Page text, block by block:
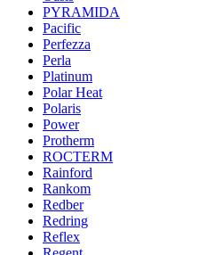
PYRAMIDA
Pacific
Perfezza
Perla
Platinum
Polar Heat
Polaris
Power
Protherm
ROCTERM
Rainford
Rankom
Redber
Redring
Reflex